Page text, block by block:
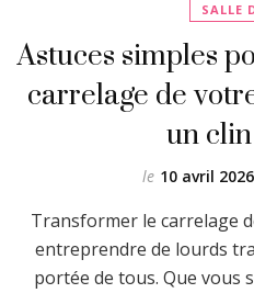
SALLE
Astuces simples
carrelage de
un
le 10 avril 2026
Transformer le carrelage
entreprendre de lourds
portée de tous. Que vous